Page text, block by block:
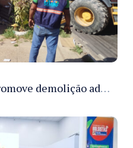
Prefeitura de Manaus promove demolição administrativa de cinco estruturas que ocupavam calçada pública